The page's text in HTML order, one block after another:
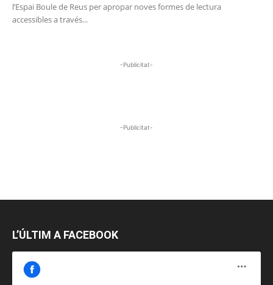
l’Espai Boule de Reus per apropar noves formes de lectura
accessibles a través...
-Publicitat-
-Publicitat-
L’ÚLTIM A FACEBOOK